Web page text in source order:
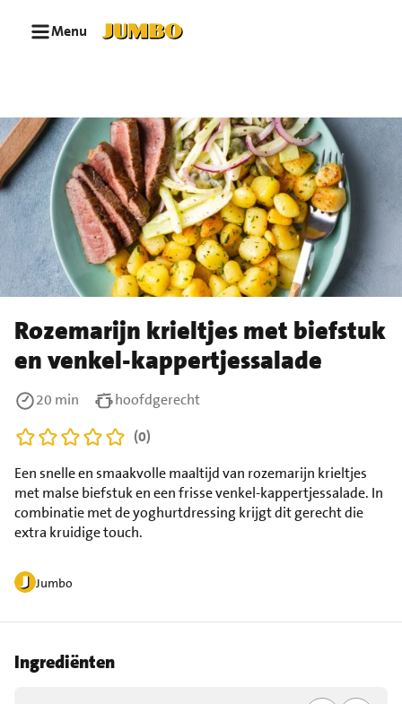
Menu
Rozemarijn krieltjes met biefstuk
en venkel-kappertjessalade
Jumbo
Een snelle en smaakvolle maaltijd van rozemarijn krieltjes
met malse biefstuk en een frisse venkel-kappertjessalade. In
combinatie met de yoghurtdressing krijgt dit gerecht die
extra kruidige touch.
20 min
hoofdgerecht
(0)
Ingrediënten